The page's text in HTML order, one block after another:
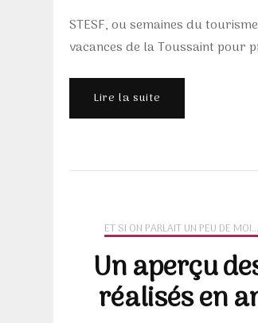
STESF, ou semaines du
vacances de la Toussaint pour
Lire la suite
ET SI ON PARLAIT UN PEU DE MOI...
Un aperçu
réalisés en